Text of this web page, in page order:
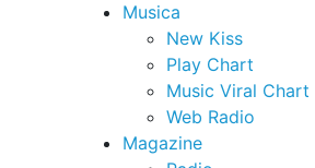
Musica
New Kiss
Play Chart
Music Viral Chart
Web Radio
Magazine